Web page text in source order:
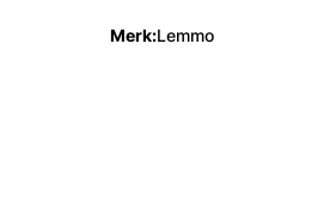
Merk:Lemmo